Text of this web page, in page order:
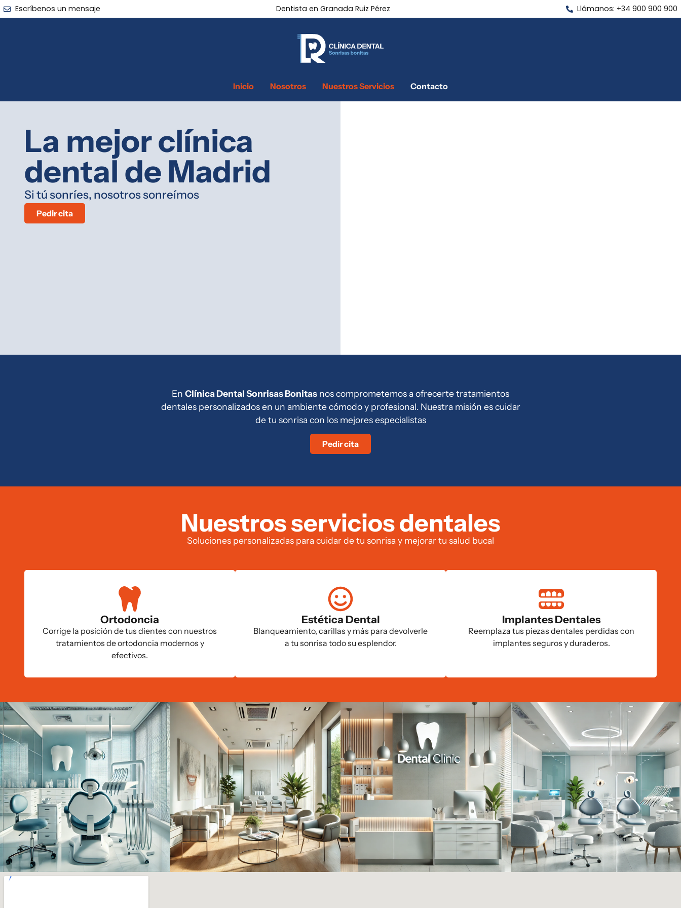
Escríbenos un mensaje Dentista en Granada Ruiz Pérez Llámanos: +34 900 900 900
Inicio Nosotros Nuestros Servicios Contacto
La mejor clínica
dental de Madrid
Si tú sonríes, nosotros sonreímos
Pedir cita
En Clínica Dental Sonrisas Bonitas nos comprometemos a ofrecerte tratamientos
dentales personalizados en un ambiente cómodo y profesional. Nuestra misión es cuidar
de tu sonrisa con los mejores especialistas
Pedir cita
Nuestros servicios dentales
Soluciones personalizadas para cuidar de tu sonrisa y mejorar tu salud bucal
Ortodoncia
Corrige la posición de tus dientes con nuestros
tratamientos de ortodoncia modernos y
efectivos.
Estética Dental
Blanqueamiento, carillas y más para devolverle
a tu sonrisa todo su esplendor.
Implantes Dentales
Reemplaza tus piezas dentales perdidas con
implantes seguros y duraderos.